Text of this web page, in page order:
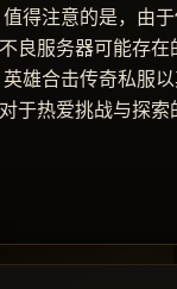
得注意的是，由
良服务器可能存在
雄合击传奇私服
于热爱挑战与探索